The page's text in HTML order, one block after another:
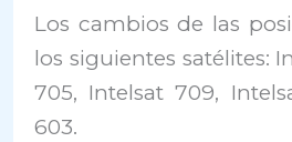
Los cambios de las
los siguientes satélites:
705, Intelsat 709,
603.